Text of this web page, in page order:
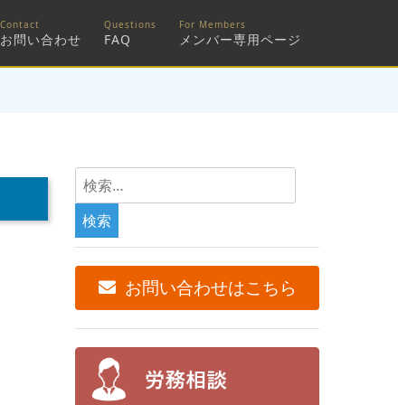
お問い合わせ FAQ メンバー専用ページ
検
索:
お問い合わせはこちら